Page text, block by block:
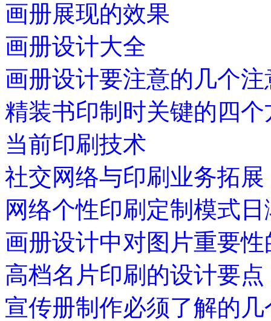
画册展现的效果
画册设计大全
画册设计要注意的几个注
精装书印制时关键的四个
当前印刷技术
社交网络与印刷业务拓展
网络个性印刷定制模式
画册设计中对图片重要性
高档名片印刷的设计要点
宣传册制作必须了解的几